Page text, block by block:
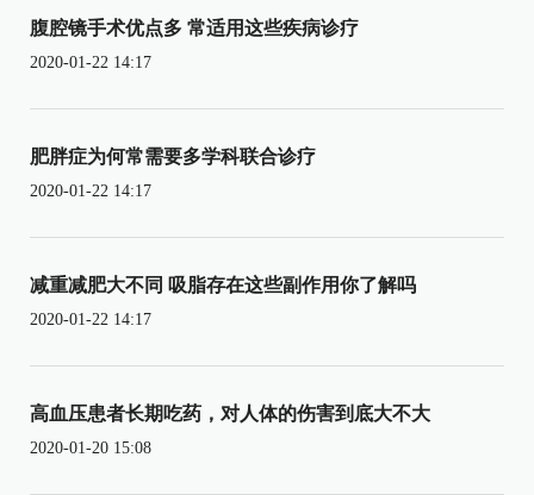
腹腔镜手术优点多 常适用这些疾病诊疗
2020-01-22 14:17
肥胖症为何常需要多学科联合诊疗
2020-01-22 14:17
减重减肥大不同 吸脂存在这些副作用你了解吗
2020-01-22 14:17
高血压患者长期吃药，对人体的伤害到底大不大
2020-01-20 15:08